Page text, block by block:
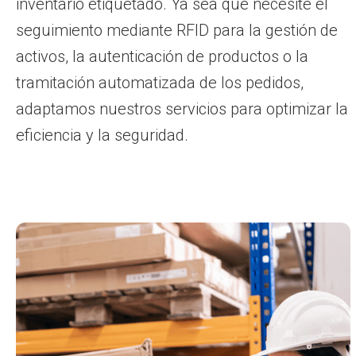
seguimiento mediante RFID para la gestión de
activos, la autenticación de productos o la
tramitación automatizada de los pedidos,
adaptamos nuestros servicios para optimizar la
eficiencia y la seguridad.